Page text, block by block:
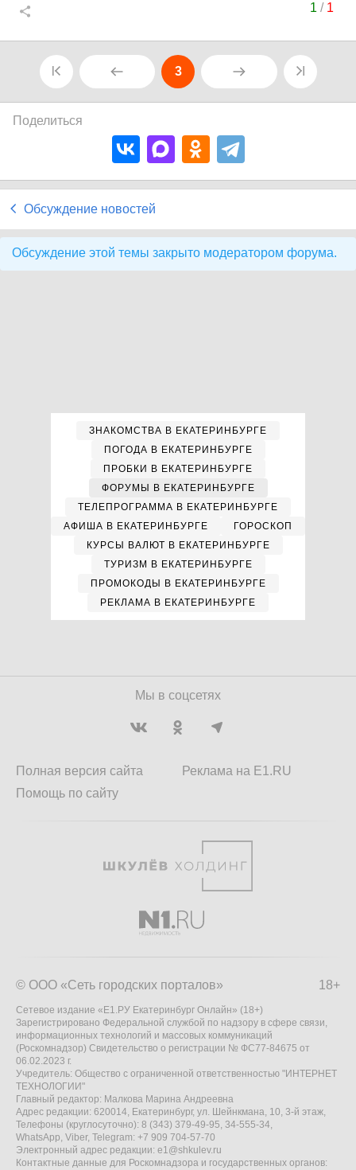
1 / 1
3
Поделиться
Обсуждение новостей
Обсуждение этой темы закрыто модератором форума.
ЗНАКОМСТВА В ЕКАТЕРИНБУРГЕ
ПОГОДА В ЕКАТЕРИНБУРГЕ
ПРОБКИ В ЕКАТЕРИНБУРГЕ
ФОРУМЫ В ЕКАТЕРИНБУРГЕ
ТЕЛЕПРОГРАММА В ЕКАТЕРИНБУРГЕ
АФИША В ЕКАТЕРИНБУРГЕ
ГОРОСКОП
КУРСЫ ВАЛЮТ В ЕКАТЕРИНБУРГЕ
ТУРИЗМ В ЕКАТЕРИНБУРГЕ
ПРОМОКОДЫ В ЕКАТЕРИНБУРГЕ
РЕКЛАМА В ЕКАТЕРИНБУРГЕ
Мы в соцсетях
Полная версия сайта
Помощь по сайту
Реклама на E1.RU
18+
© ООО «Сеть городских порталов»
Сетевое издание «Е1.РУ Екатеринбург Онлайн» (18+)
Зарегистрировано Федеральной службой по надзору в сфере связи,
информационных технологий и массовых коммуникаций
(Роскомнадзор) Свидетельство о регистрации № ФС77-84675 от
06.02.2023 г.
Учредитель: Общество с ограниченной ответственностью "ИНТЕРНЕТ
ТЕХНОЛОГИИ"
Главный редактор: Малкова Марина Андреевна
Адрес редакции: 620014, Екатеринбург, ул. Шейнкмана, 10, 3-й этаж,
Телефоны (круглосуточно): 8 (343) 379-49-95, 34-555-34,
WhatsApp, Viber, Telegram: +7 909 704-57-70
Электронный адрес редакции: e1@shkulev.ru
Контактные данные для Роскомнадзора и государственных органов: